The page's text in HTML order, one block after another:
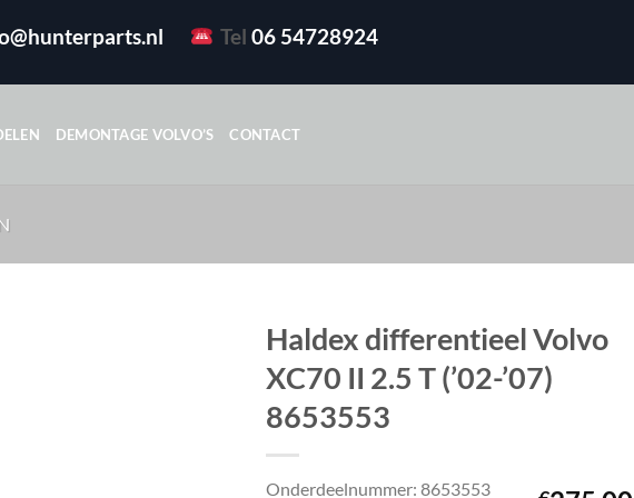
Tel 06 54728924
DEMONTAGE VOLVO’S CONTACT
Haldex differentieel Volvo
XC70 II 2.5 T (’02-’07)
8653553
Onderdeelnummer: 8653553